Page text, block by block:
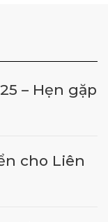
– Hẹn gặp
cho Liên